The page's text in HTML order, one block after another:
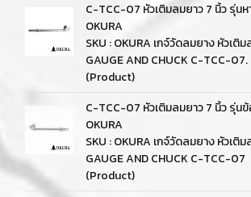
C-TCC-07 หัวเติมลมยาว 7 นิ้ว รุ่น
OKURA
SKU : OKURA เกจ์วัดลมยาง หัวเติม
GAUGE AND CHUCK C-TCC-07.
(Product)
C-TCC-07 หัวเติมลมยาว 7 นิ้ว รุ่น
OKURA
SKU : OKURA เกจ์วัดลมยาง หัวเติม
GAUGE AND CHUCK C-TCC-07
(Product)